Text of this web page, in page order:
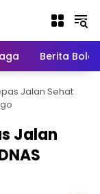
Berita Bola
Jalan Sehat
Jalan